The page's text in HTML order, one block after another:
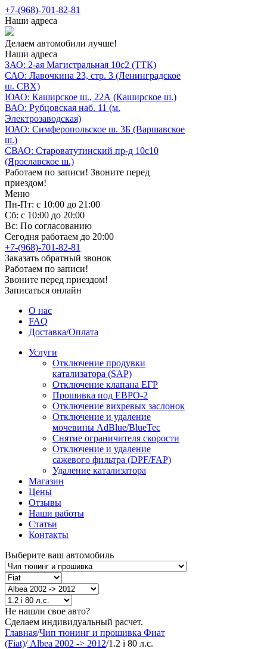
+7-(968)-701-82-81
Наши адреса
Делаем автомобили лучше!
Наши адреса
ЗАО: 2-ая Магистральная 10с2 (ТТК)
САО: Лавочкина 23, стр. 3 (Ленинградское
ш. СВХ)
ЮАО: Каширское ш., 22А (Каширское ш.)
ВАО: Рубцовская наб. 11 (м.
Электрозаводская)
ЮАО: Симферопольское ш. 3Б (Варшавское
ш.)
СВАО: Староватутинский пр-д 10с10
(Ярославское ш.)
Работаем по записи! Звоните перед
приездом!
Меню
Пн-Пт: с 10:00 до 21:00
Сб: с 10:00 до 20:00
Вс: По согласованию
Сегодня работаем до 20:00
+7-(968)-701-82-81
Заказать обратный звонок
Работаем по записи!
Звоните перед приездом!
Записаться онлайн
О нас
FAQ
Доставка/Оплата
Услуги
Отключение продувки
катализатора (SAP)
Отключение клапана ЕГР
Прошивка под ЕВРО-2
Отключение вихревых заслонок
Отключение и удаление
мочевины AdBlue/BlueTec
Снятие ограничителя скорости
Отключение и удаление
сажевого фильтра (DPF/FAP)
Удаление катализатора
Магазин
Цены
Отзывы
Наши работы
Статьи
Контакты
Выберите ваш автомобиль
Не нашли свое авто?
Сделаем индивидуальный расчет.
Главная/Чип тюнинг и прошивка Фиат
(Fiat)/Albea 2002 -> 2012/1.2 i 80 л.с.